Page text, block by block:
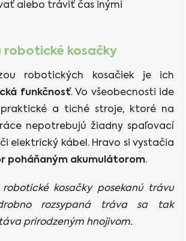
alebo tráviť čas inými
robotické kosačky
robotických kosačiek je ich
funkčnosť. Vo všeobecnosti ide
praktické a tiché stroje, ktoré na
nepotrebujú žiadny spaľovací
elektrický kábel. Hravo si vystačia
poháňaným akumulátorom.
kosačky posekanú trávu
rozsypaná tráva sa tak
prirodzeným hnojivom.